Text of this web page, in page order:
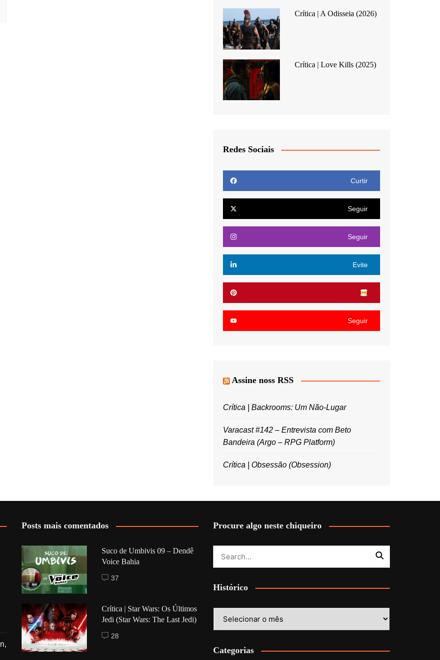
Crítica | A Odisseia (2026)
Crítica | Love Kills (2025)
Redes Sociais
Curtir
Seguir
Seguir
Evite
Seguir
Assine noss RSS
Crítica | Backrooms: Um Não-Lugar
Varacast #142 – Entrevista com Beto
Bandeira (Argo – RPG Platform)
Crítica | Obsessão (Obsession)
Posts mais comentados
Suco de Umbivis 09 – Dendê
Voice Bahia
37
Crítica | Star Wars: Os Últimos
Jedi (Star Wars: The Last Jedi)
28
Procure algo neste chiqueiro
Histórico
Categorias